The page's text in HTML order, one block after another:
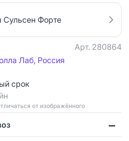
Сульсен Форте
Арт. 280864
Лаб, Россия
срок
от изображённого